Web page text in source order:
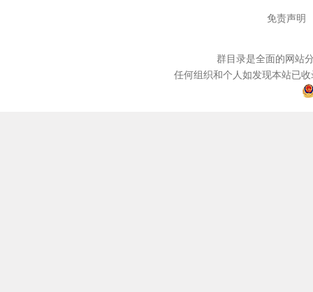
免责声明
群目录是全面的网站
任何组织和个人如发现本站已